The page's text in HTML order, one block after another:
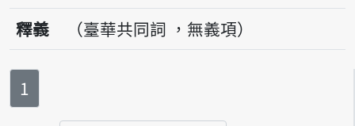
播放音讀Tông-si
釋義 （臺華共同詞 ，無義項）
第
1